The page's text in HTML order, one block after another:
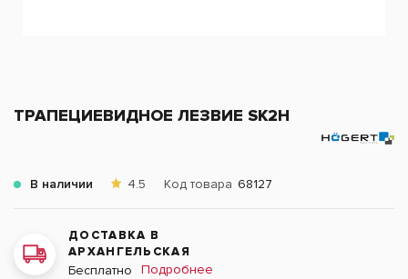
ТРАПЕЦИЕВИДНОЕ ЛЕЗВИЕ SK2H
В наличии 4.5 Код товара 68127
ДОСТАВКА В
АРХАНГЕЛЬСКАЯ
Бесплатно
Подробнее